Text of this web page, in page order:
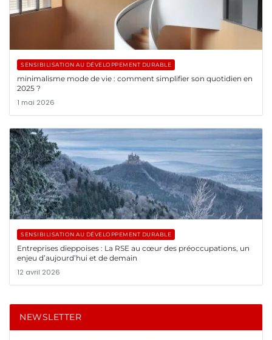
SENSIBILISATION AU DÉVELOPPEMENT DURABLE
minimalisme mode de vie : comment simplifier son quotidien en
2025 ?
1 mai 2026
SENSIBILISATION AU DÉVELOPPEMENT DURABLE
Entreprises dieppoises : La RSE au cœur des préoccupations, un
enjeu d’aujourd’hui et de demain
12 avril 2026
NEWSLETTER